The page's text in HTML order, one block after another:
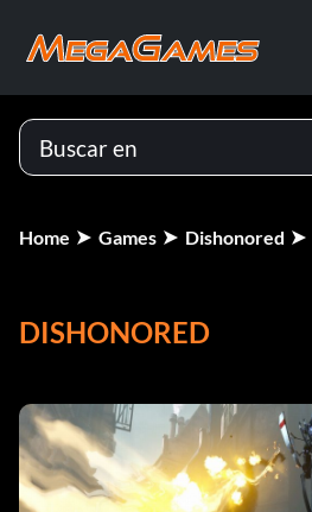
Home Games Dishonored
DISHONORED